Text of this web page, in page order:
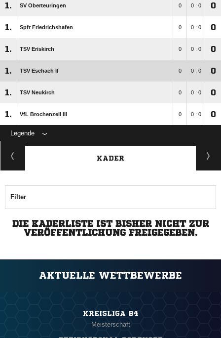
1. SV Oberteuringen 0 0 : 0 0
1. Spfr Friedrichshafen 0 0 : 0 0
1. TSV Eriskirch 0 0 : 0 0
1. TSV Eschach II 0 0 : 0 0
1. TSV Neukirch 0 0 : 0 0
1. VfL Brochenzell III 0 0 : 0 0
Legende
KADER
Filter
DIE KADERLISTE IST BISHER NICHT ZUR
VERÖFFENTLICHUNG FREIGEGEBEN.
AKTUELLE WETTBEWERBE
KREISLIGA B4
Meisterschaft